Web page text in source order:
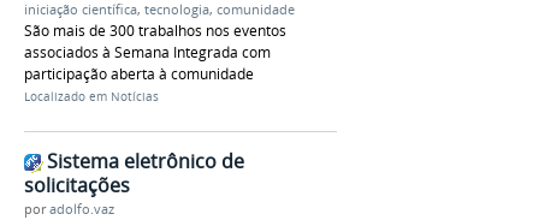
iniciação científica, tecnologia, comunidade
São mais de 300 trabalhos nos eventos
associados à Semana Integrada com
participação aberta à comunidade
Localizado em Notícias
Sistema eletrônico de
solicitações
poradolfo.vaz